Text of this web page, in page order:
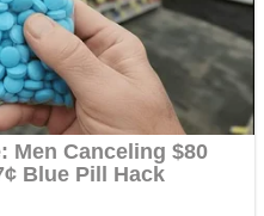
special